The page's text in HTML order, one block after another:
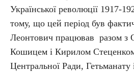
Української революції 1917-
тому, що цей період був
Леонтович працював разом з
Кошицем і Кирилом
Центральної Ради, Гетьманату